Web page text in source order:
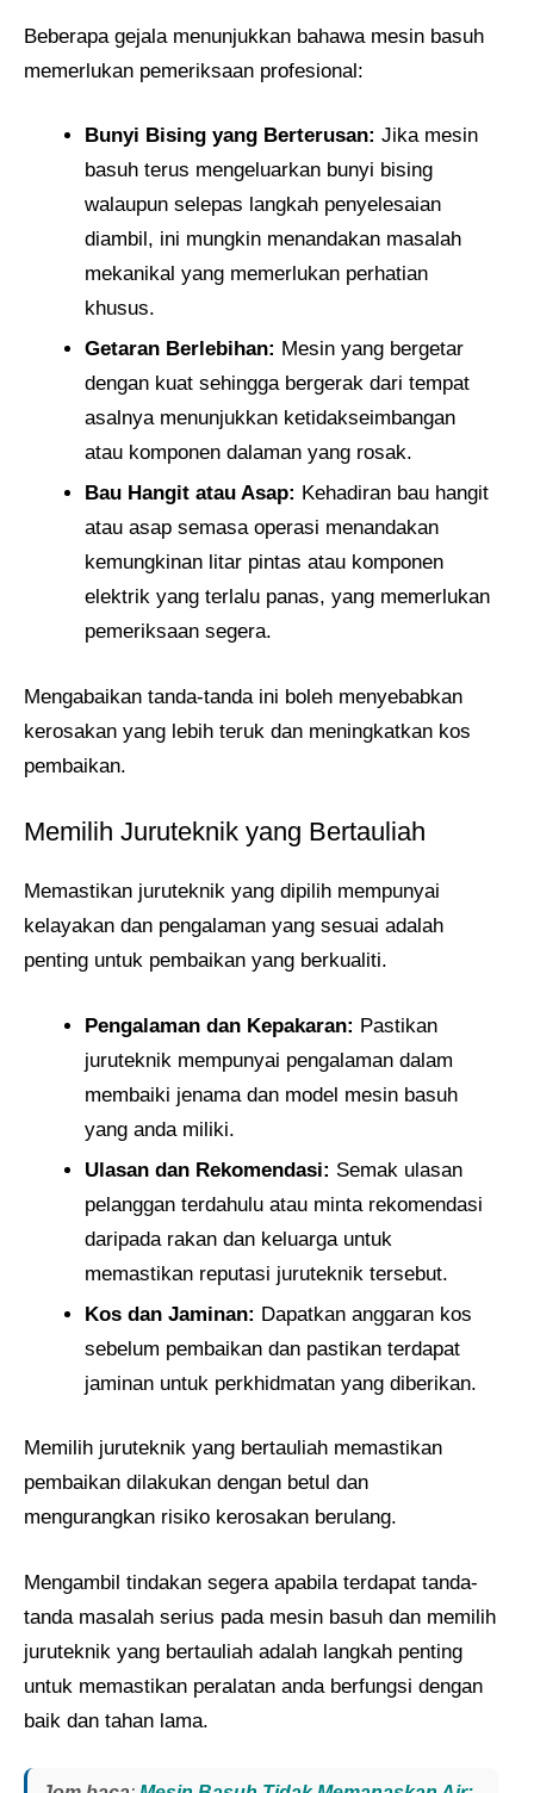
Beberapa gejala menunjukkan bahawa mesin basuh
memerlukan pemeriksaan profesional:
Bunyi Bising yang Berterusan: Jika mesin
basuh terus mengeluarkan bunyi bising
walaupun selepas langkah penyelesaian
diambil, ini mungkin menandakan masalah
mekanikal yang memerlukan perhatian
khusus.
Getaran Berlebihan: Mesin yang bergetar
dengan kuat sehingga bergerak dari tempat
asalnya menunjukkan ketidakseimbangan
atau komponen dalaman yang rosak.
Bau Hangit atau Asap: Kehadiran bau hangit
atau asap semasa operasi menandakan
kemungkinan litar pintas atau komponen
elektrik yang terlalu panas, yang memerlukan
pemeriksaan segera.
Mengabaikan tanda-tanda ini boleh menyebabkan
kerosakan yang lebih teruk dan meningkatkan kos
pembaikan.
Memilih Juruteknik yang Bertauliah
Memastikan juruteknik yang dipilih mempunyai
kelayakan dan pengalaman yang sesuai adalah
penting untuk pembaikan yang berkualiti.
Pengalaman dan Kepakaran: Pastikan
juruteknik mempunyai pengalaman dalam
membaiki jenama dan model mesin basuh
yang anda miliki.
Ulasan dan Rekomendasi: Semak ulasan
pelanggan terdahulu atau minta rekomendasi
daripada rakan dan keluarga untuk
memastikan reputasi juruteknik tersebut.
Kos dan Jaminan: Dapatkan anggaran kos
sebelum pembaikan dan pastikan terdapat
jaminan untuk perkhidmatan yang diberikan.
Memilih juruteknik yang bertauliah memastikan
pembaikan dilakukan dengan betul dan
mengurangkan risiko kerosakan berulang.
Mengambil tindakan segera apabila terdapat tanda-
tanda masalah serius pada mesin basuh dan memilih
juruteknik yang bertauliah adalah langkah penting
untuk memastikan peralatan anda berfungsi dengan
baik dan tahan lama.